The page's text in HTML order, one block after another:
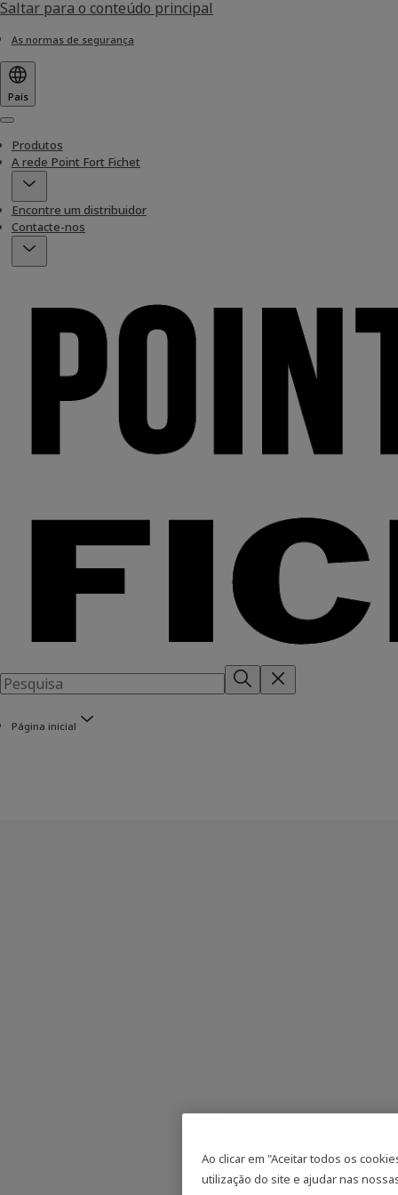
Saltar para o conteúdo principal
As normas de segurança
País
Menu
Produtos
A rede Point Fort Fichet
Encontre um distribuidor
Contacte-nos
Página inicial
Ao clicar em "Aceitar todos os
utilização do site e ajudar nas